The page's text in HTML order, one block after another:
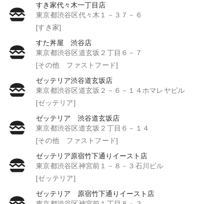
すき家代々木一丁目店
東京都渋谷区代々木１－３７－６
[すき家]
すた丼屋 渋谷店
東京都渋谷区道玄坂２丁目６－７
[その他 ファストフード]
ゼッテリア渋谷道玄坂店
東京都渋谷区道玄坂２－６－１４ホマレヤビル
[ゼッテリア]
ゼッテリア 渋谷道玄坂店
東京都渋谷区道玄坂２丁目６－１４
[その他 ファストフード]
ゼッテリア原宿竹下通りイースト店
東京都渋谷区神宮前１－８－３石川ビル
[ゼッテリア]
ゼッテリア 原宿竹下通りイースト店